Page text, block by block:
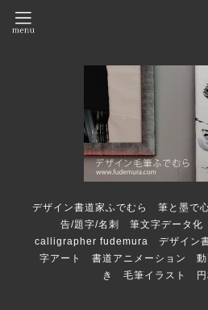
デザイン書道家ふでむら 筆と墨で
告/題字/名刺 筆文字データ
calligrapher fudemura デザイン
字アート 書道アニメーション
き 毛筆イラスト